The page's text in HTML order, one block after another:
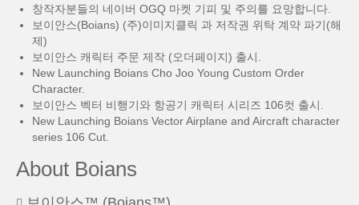
창작자분들의 네이버 OGQ 마켓 기피 및 주의를 요망합니다.
보이안스(Boians) (주)이미지클릭 과 저작권 위탁 계약 파기(해
제)
보이안스 캐릭터 주문 제작 (오더페이지) 출시.
New Launching Boians Cho Joo Young Custom Order
Character.
보이안스 벡터 비행기와 항공기 캐릭터 시리즈 106컷 출시.
New Launching Boians Vector Airplane and Aircraft character
series 106 Cut.
About Boians